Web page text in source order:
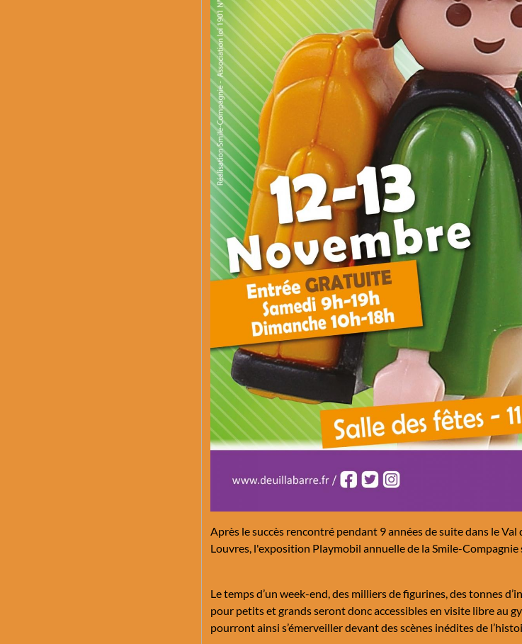
Après le succès rencontré pendant 9 années de suite dans le
Louvres, l'exposition Playmobil annuelle de la Smile-Compagnie
Le temps d’un week-end, des milliers de figurines, des tonnes
pour petits et grands seront donc accessibles en visite libre au
pourront ainsi s’émerveiller devant des scènes inédites de